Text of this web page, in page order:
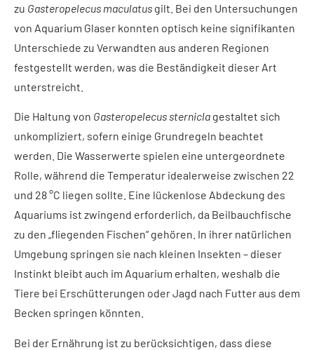
zu Gasteropelecus maculatus gilt. Bei den Untersuchungen
von Aquarium Glaser konnten optisch keine signifikanten
Unterschiede zu Verwandten aus anderen Regionen
festgestellt werden, was die Beständigkeit dieser Art
unterstreicht.
Die Haltung von Gasteropelecus sternicla gestaltet sich
unkompliziert, sofern einige Grundregeln beachtet
werden. Die Wasserwerte spielen eine untergeordnete
Rolle, während die Temperatur idealerweise zwischen 22
und 28 °C liegen sollte. Eine lückenlose Abdeckung des
Aquariums ist zwingend erforderlich, da Beilbauchfische
zu den „fliegenden Fischen“ gehören. In ihrer natürlichen
Umgebung springen sie nach kleinen Insekten – dieser
Instinkt bleibt auch im Aquarium erhalten, weshalb die
Tiere bei Erschütterungen oder Jagd nach Futter aus dem
Becken springen könnten.
Bei der Ernährung ist zu berücksichtigen, dass diese